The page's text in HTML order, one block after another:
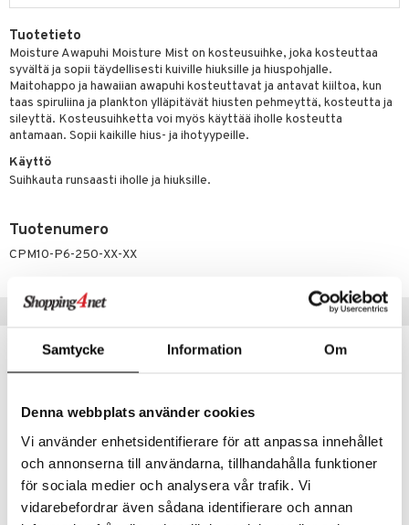
Samtycke Information Om
Denna webbplats använder cookies
Vi använder enhetsidentifierare för att anpassa innehållet
och annonserna till användarna, tillhandahålla funktioner
för sociala medier och analysera vår trafik. Vi
vidarebefordrar även sådana identifierare och annan
Tuotetieto
Moisture Awapuhi Moisture Mist on kosteusuihke, joka kosteuttaa
syvältä ja sopii täydellisesti kuiville hiuksille ja hiuspohjalle.
Maitohappo ja hawaiian awapuhi kosteuttavat ja antavat kiiltoa, kun
taas spiruliina ja plankton ylläpitävät hiusten pehmeyttä, kosteutta ja
sileyttä. Kosteusuihketta voi myös käyttää iholle kosteutta
antamaan. Sopii kaikille hius- ja ihotyypeille.
Käyttö
Suihkauta runsaasti iholle ja hiuksille.
Tuotenumero
CPM10-P6-250-XX-XX
-32%
hoito
& saippuat
& Viikset
poisto
hoito
& saippuat
10
1: Puhdistus
2: Kirkastus
3: Kosteutus
ja Vartalonhoito
ja naamiot
Elixir
& Ihonpuhdistus
& vastauksia